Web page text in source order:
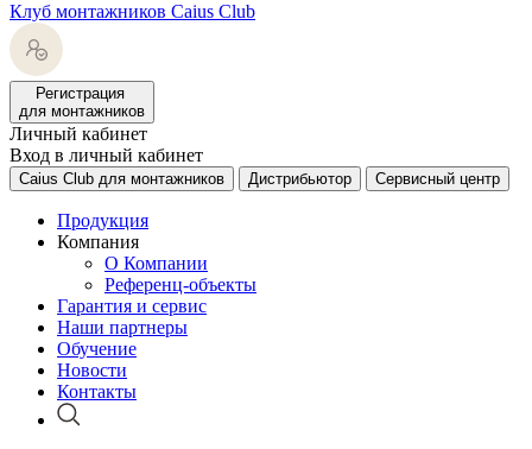
Клуб монтажников Caius Club
Регистрация
для монтажников
Личный кабинет
Вход в личный кабинет
Caius Club для монтажников Дистрибьютор Сервисный центр
Продукция
Компания
О Компании
Референц-объекты
Гарантия и сервис
Наши партнеры
Обучение
Новости
Контакты